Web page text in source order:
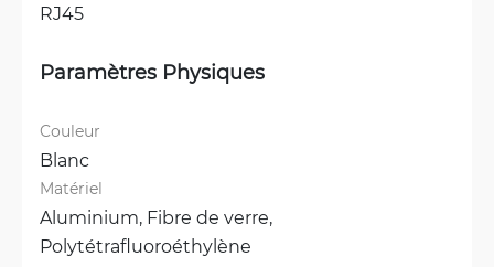
RJ45
Paramètres Physiques
Couleur
Blanc
Matériel
Aluminium, Fibre de verre,
Polytétrafluoroéthylène